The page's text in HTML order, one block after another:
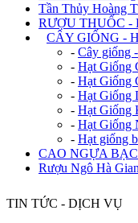
Tần Thủy Hoàng
RƯỢU THUỐC -
CÂY GIỐNG -
- Cây giống
- Hạt Giống
- Hạt Giống
- Hạt Giống
- Hạt Giống
- Hạt Giống
- Hạt giống
CAO NGỰA
Rượu Ngô Hà
TIN TỨC - DỊCH VỤ